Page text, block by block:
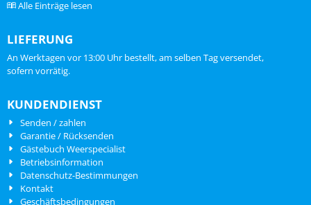
Alle Einträge lesen
LIEFERUNG
An Werktagen vor 13:00 Uhr bestellt, am selben Tag versendet,
sofern vorrätig.
KUNDENDIENST
Senden / zahlen
Garantie / Rücksenden
Gästebuch Weerspecialist
Betriebsinformation
Datenschutz-Bestimmungen
Kontakt
Geschäftsbedingungen